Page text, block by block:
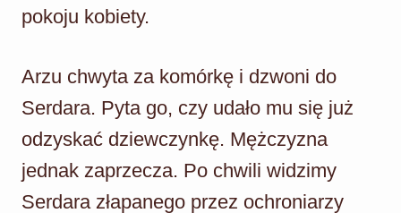
pokoju kobiety.
Arzu chwyta za komórkę i dzwoni do
Serdara. Pyta go, czy udało mu się już
odzyskać dziewczynkę. Mężczyzna
jednak zaprzecza. Po chwili widzimy
Serdara złapanego przez ochroniarzy